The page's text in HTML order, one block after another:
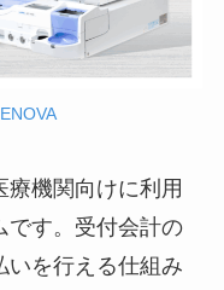
療機関向けに利用
です。受付会計の
いを行える仕組み